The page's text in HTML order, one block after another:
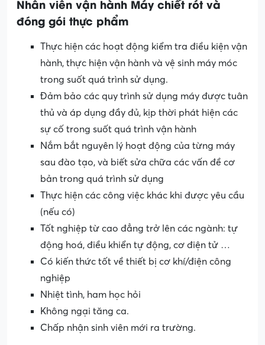
Nhân viên vận hành Máy chiết rót và
đóng gói thực phẩm
Thực hiện các hoạt động kiểm tra điều kiện vận
hành, thực hiện vận hành và vệ sinh máy móc
trong suốt quá trình sử dụng.
Đảm bảo các quy trình sử dụng máy được tuân
thủ và áp dụng đầy đủ, kịp thời phát hiện các
sự cố trong suốt quá trình vận hành
Nắm bắt nguyên lý hoạt động của từng máy
sau đào tạo, và biết sửa chữa các vấn đề cơ
bản trong quá trình sử dụng
Thực hiện các công việc khác khi được yêu cầu
(nếu có)
Tốt nghiệp từ cao đẳng trở lên các ngành: tự
động hoá, điều khiển tự động, cơ điện tử …
Có kiến thức tốt về thiết bị cơ khí/điện công
nghiệp
Nhiệt tình, ham học hỏi
Không ngại tăng ca.
Chấp nhận sinh viên mới ra trường.